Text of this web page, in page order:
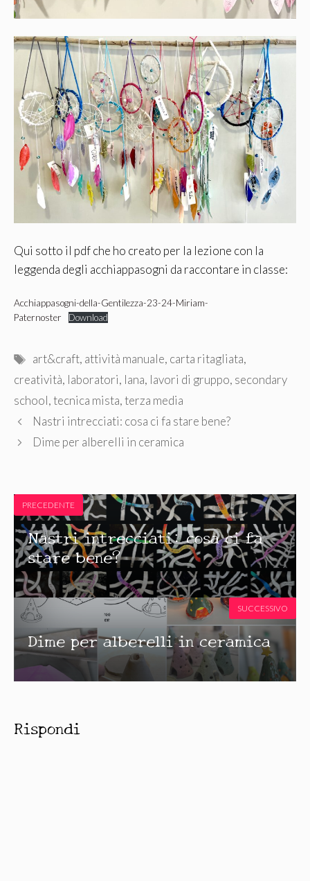
Qui sotto il pdf che ho creato per la lezione con la
leggenda degli acchiappasogni da raccontare in classe:
Acchiappasogni-della-Gentilezza-23-24-Miriam-
Paternoster
Download
Tag
art&craft, attività manuale, carta ritagliata,
creatività, laboratori, lana, lavori di gruppo, secondary
school,tecnica mista,terza media
Nastri intrecciati: cosa ci fa stare bene?
Dime per alberelli in ceramica
PRECEDENTE
Nastri intrecciati: cosa ci fa
stare bene?
Dime per alberelli in ceramica
SUCCESSIVO
Rispondi